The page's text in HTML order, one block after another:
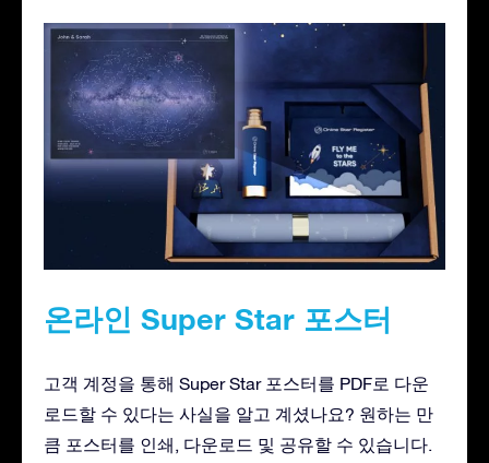
온라인 Super Star 포스터
고객 계정을 통해 Super Star 포스터를 PDF로 다운
로드할 수 있다는 사실을 알고 계셨나요? 원하는 만
큼 포스터를 인쇄, 다운로드 및 공유할 수 있습니다.